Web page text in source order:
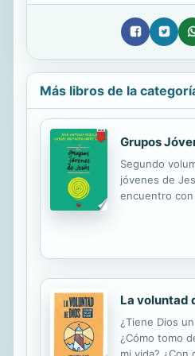
Más libros de la
Grupos
Segundo
jóvenes de
encuentro
un proceso o
con jóvenes,
ella, de tal
dar cabida en
suscitar
que acaben
personales de
La voluntad
¿Tiene Dios
¿Cómo tomo